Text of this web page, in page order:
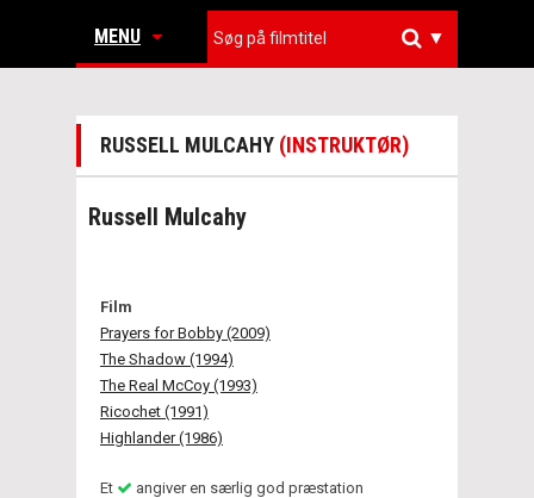
MENU ▼
RUSSELL MULCAHY (INSTRUKTØR)
Russell Mulcahy
Film
Prayers for Bobby (2009)
The Shadow (1994)
The Real McCoy (1993)
Ricochet (1991)
Highlander (1986)
Et
angiver en særlig god præstation